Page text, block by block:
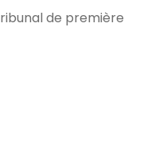
de première